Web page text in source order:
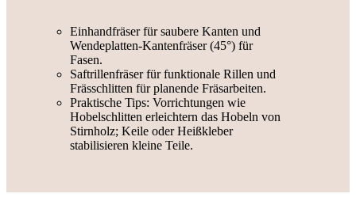
Einhandfräser für saubere Kanten und
Wendeplatten-Kantenfräser (45°) für
Fasen.
Saftrillenfräser für funktionale Rillen und
Frässchlitten für planende Fräsarbeiten.
Praktische Tips: Vorrichtungen wie
Hobelschlitten erleichtern das Hobeln von
Stirnholz; Keile oder Heißkleber
stabilisieren kleine Teile.